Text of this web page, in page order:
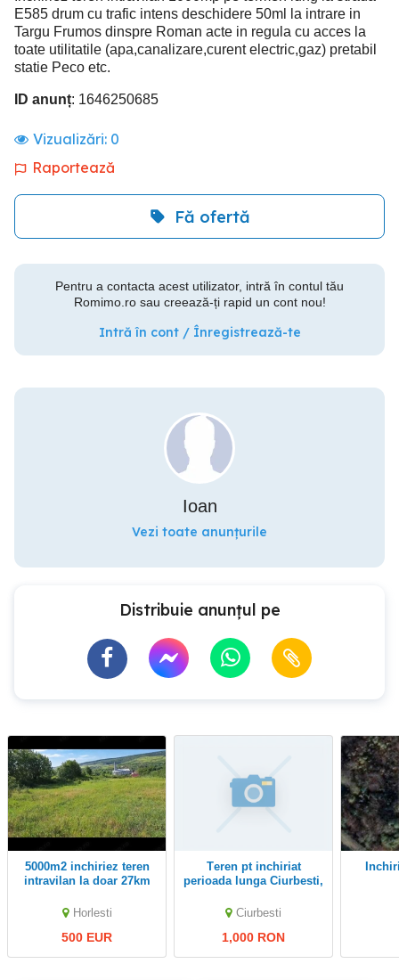
E585 drum cu trafic intens deschidere 50ml la intrare in
Targu Frumos dinspre Roman acte in regula cu acces la
toate utilitatile (apa,canalizare,curent electric,gaz) pretabil
statie Peco etc.
ID anunț: 1646250685
Vizualizări: 0
Raportează
Fă ofertă
Pentru a contacta acest utilizator, intră în contul tău
Romimo.ro sau creează-ți rapid un cont nou!
Intră în cont / Înregistrează-te
Ioan
Vezi toate anunțurile
Distribuie anunțul pe
5000m2 inchiriez teren
intravilan la doar 27km
COM HORLESTI
Horlesti
500 EUR
Teren pt inchiriat
perioada lunga Ciurbesti,
Ciurbesti
1,000 RON